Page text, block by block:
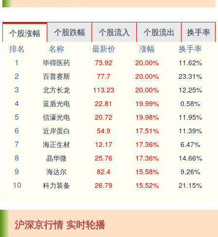
个股涨幅 个股跌幅 个股流入 个股流出
换手率
排名
名称 最新价 涨幅
换手率
1
毕得医药 73.92 20.00% 11.62%
2 百普赛斯 77.7 20.00% 23.31%
3 北方长龙 113.23 20.00% 12.25%
4 蓝盾光电 22.81 19.99% 0.58%
5 信濠光电 20.72 19.98% 11.95%
6 近岸蛋白 54.9 17.51% 11.39%
7 海正生材 12.17 17.36% 6.47%
8 晶华微 25.76 17.36% 14.66%
9 海达尔 82.4 15.58% 9.26%
10 科力装备 26.79 15.52% 21.15%
沪深京行情 实时轮播